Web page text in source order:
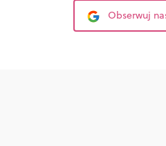
Obserwuj